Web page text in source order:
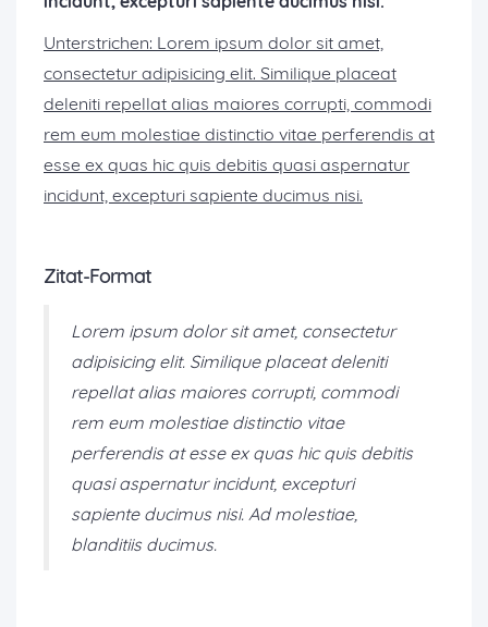
Unterstrichen: Lorem ipsum dolor sit amet,
consectetur adipisicing elit. Similique placeat
deleniti repellat alias maiores corrupti, commodi
rem eum molestiae distinctio vitae perferendis at
esse ex quas hic quis debitis quasi aspernatur
incidunt, excepturi sapiente ducimus nisi.
Zitat-Format
Lorem ipsum dolor sit amet, consectetur
adipisicing elit. Similique placeat deleniti
repellat alias maiores corrupti, commodi
rem eum molestiae distinctio vitae
perferendis at esse ex quas hic quis debitis
quasi aspernatur incidunt, excepturi
sapiente ducimus nisi. Ad molestiae,
blanditiis ducimus.